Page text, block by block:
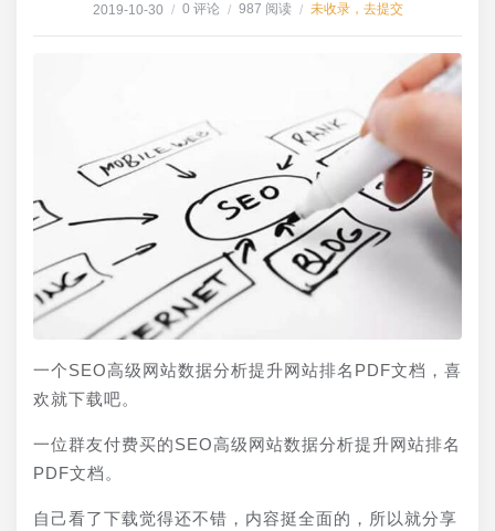
2019-10-30 / 0 评论 / 987 阅读 / 未收录，去提交
一个SEO高级网站数据分析提升网站排名PDF文档，喜
欢就下载吧。
一位群友付费买的SEO高级网站数据分析提升网站排名
PDF文档。
自己看了下载觉得还不错，内容挺全面的，所以就分享